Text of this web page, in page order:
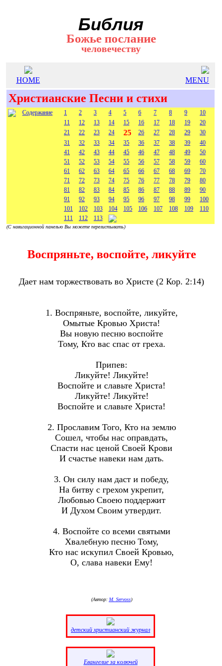
Библия
Божье послание
человечеству
HOME MENU
Христианские Песни и стихи
Содержание 1 2 3 4 5 6 7 8 9
10
11
12 13 14 15 16 17 18 19
20
21
22 23 24 25 26 27 28 29
30
31
32 33 34 35 36 37 38 39
40
41
42 43 44 45 46 47 48 49
50
51
52 53 54 55 56 57 58 59
60
61
62 63 64 65 66 67 68 69
70
71
72 73 74 75 76 77 78 79
80
81
82 83 84 85 86 87 88 89
90
91
92 93 94 95 96 97 98 99
100
101
102 103 104 105 106 107 108 109
110
111
112 113
(С навигационной панелью Вы можете перелистывать)
Воспряньте, воспойте, ликуйте
Дает нам торжествовать во Христе (2 Кор. 2:14)
1. Воспряньте, воспойте, ликуйте,
Омытые Кровью Христа!
Вы новую песню воспойте
Тому, Кто вас спас от греха.
Припев:
Ликуйте! Ликуйте!
Воспойте и славьте Христа!
Ликуйте! Ликуйте!
Воспойте и славьте Христа!
2. Прославим Того, Кто на землю
Сошел, чтобы нас оправдать,
Спасти нас ценой Своей Крови
И счастье навеки нам дать.
3. Он силу нам даст и победу,
На битву с грехом укрепит,
Любовью Своею поддержит
И Духом Своим утвердит.
4. Воспойте со всеми святыми
Хвалебную песню Тому,
Кто нас искупил Своей Кровью,
О, слава навеки Ему!
(Автор: M. Servoss)
детский христианский журнал
Eвангелие за колючей